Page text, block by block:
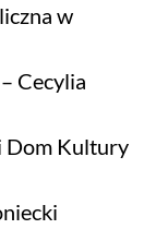
w
Cecylia
Dom Kultury